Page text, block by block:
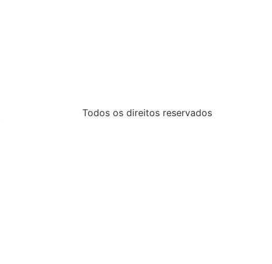
Todos os direitos reservados